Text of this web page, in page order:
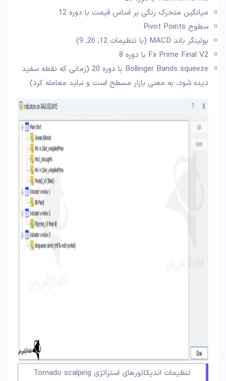
میانگین متحرک رنگی بر اساس قیمت با دوره 12
سطوح Pivot Points
بولینگر باند MACD (با تنظیمات 12, 26, 9)
Fx Prime Final V2 با دوره 8
Bollinger Bands squeeze با دوره 20 (زمانی که نقطه سفید
دیده شود، به معنی بازار مسطح است و نباید معامله کرد)
تنظیمات اندیکاتورهای استراتژی Tornado scalping